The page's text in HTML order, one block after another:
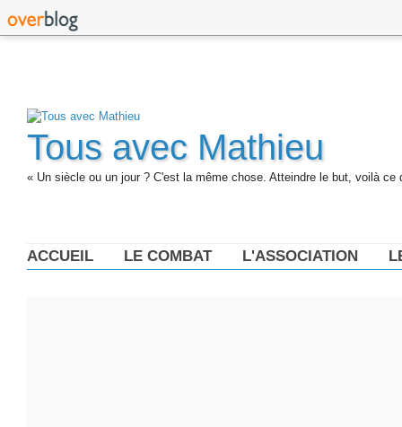
Tous avec Mathieu
« Un siècle ou un jour ? C'est la même chose. Atteindre le but, voilà ce
ACCUEIL LE COMBAT L'ASSOCIATION